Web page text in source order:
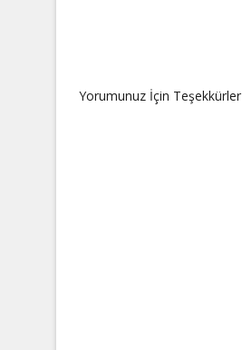
Yorumunuz İçin Teşekkürler